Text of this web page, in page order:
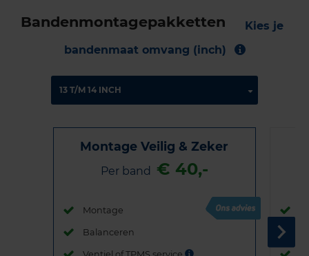
Bandenmontagepakketten
Kies je
bandenmaat omvang (inch)
Montage Veilig & Zeker
Per band € 40,-
Montage
Balanceren